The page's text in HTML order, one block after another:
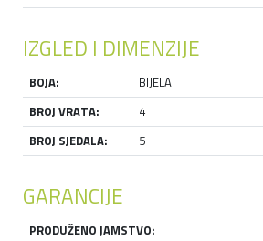
IZGLED I DIMENZIJE
BOJA:
BIJELA
BROJ VRATA:
4
BROJ SJEDALA:
5
GARANCIJE
PRODUŽENO JAMSTVO: